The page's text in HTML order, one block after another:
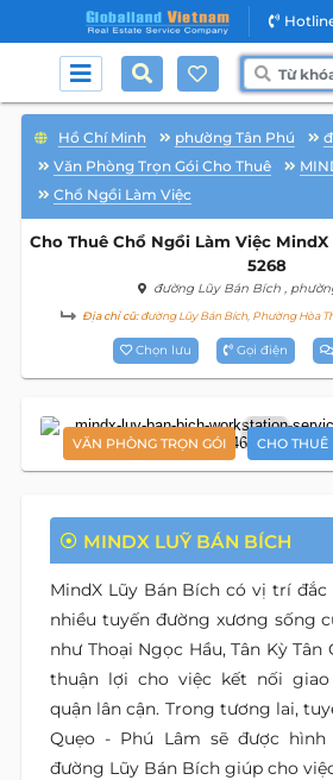
Hồ Chí Minh phường Tân Phú
Văn Phòng Trọn Gói Cho Thuê
Chổ Ngồi Làm Việc
Cho Thuê Chổ Ngồi Làm Việc
5268
đường Lũy Bán Bích ,
Địa chỉ cũ:đường Lũy Bán Bích, Phường Hòa
Chọn lưu Gọi điện
VĂN PHÒNG TRỌN GÓI CHO THUÊ
4
MINDX LUỸ BÁN BÍCH
MindX Lũy Bán Bích có vị trí đắc
nhiều tuyến đường xương sống
như Thoại Ngọc Hầu, Tân Kỳ Tân
thuận lợi cho việc kết nối
quận lân cận. Trong tương lai,
Quẹo - Phú Lâm sẽ được
đường Lũy Bán Bích giúp cho